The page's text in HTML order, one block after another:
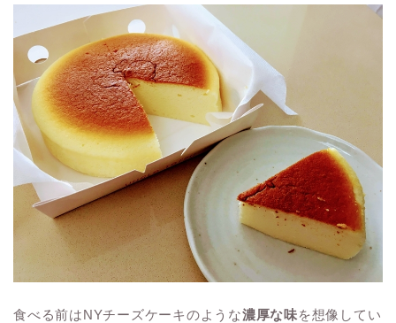
食べる前はNYチーズケーキのような濃厚な味を想像してい